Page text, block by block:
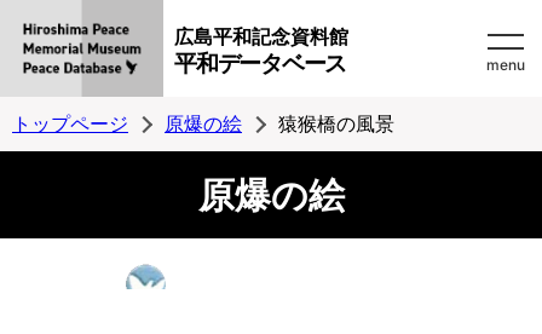
広島平和記念資料館
平和データベース menu
トップページ 原爆の絵 猿猴橋の風景
原爆の絵